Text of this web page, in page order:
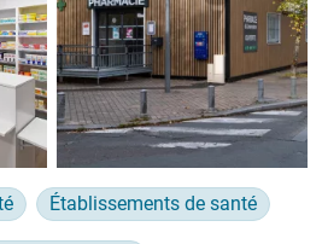
Établissements de santé